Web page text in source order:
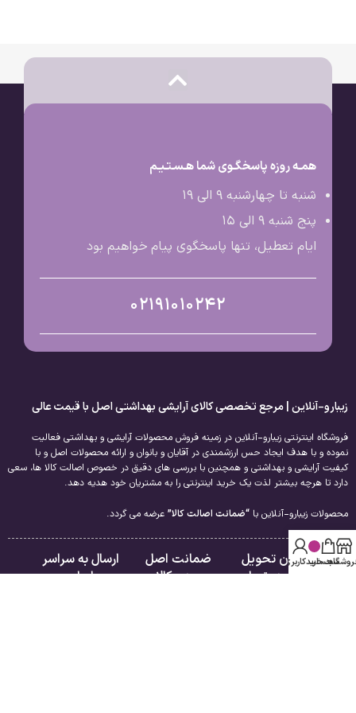
همـه روزه پاسخگـوی شما هـسـتـیـم
شنبه تا چهارشنبه 9 الی ۱۹
پنج شنبه 9 الی ۱۵
ایام تعطیل، تنها پاسخگوی پیام خواهیم بود
02191010242
زیبارو-آنلاین | مرجع تخصصی کالای آرایشی بهداشتی اصل با قیمت عالی
فروشگاه اینترنتی زیبارو-آنلاین در زمینه فروش محصولات آرایشی و بهداشتی فعالیت
نموده و با هدف ایجاد حس ارزشمندی در آقایان و بانوان و ارائه محصولات اصل و با
کیفیت آرایشی و بهداشتی و همچنین با بررسی های دقیق در خصوص اصالت کالا ها، سعی
دارد تا هرچه بیشتر لذت یک خرید اینترنتی را به مشتریان خود هدیه دهد.
محصولات زیبارو-آنلاین با “ضمانت اصالت کالا” عرضه می گردد.
امکان تحویل
فوری در تهران
ضمانت اصل
بودن کالا
ارسال به سراسر
ایران
سبد خرید
حساب کاربری من